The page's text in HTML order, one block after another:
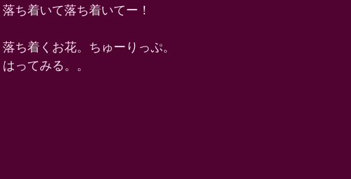
落ち着いて落ち着いてー！
落ち着くお花。ちゅーりっぷ。
はってみる。。